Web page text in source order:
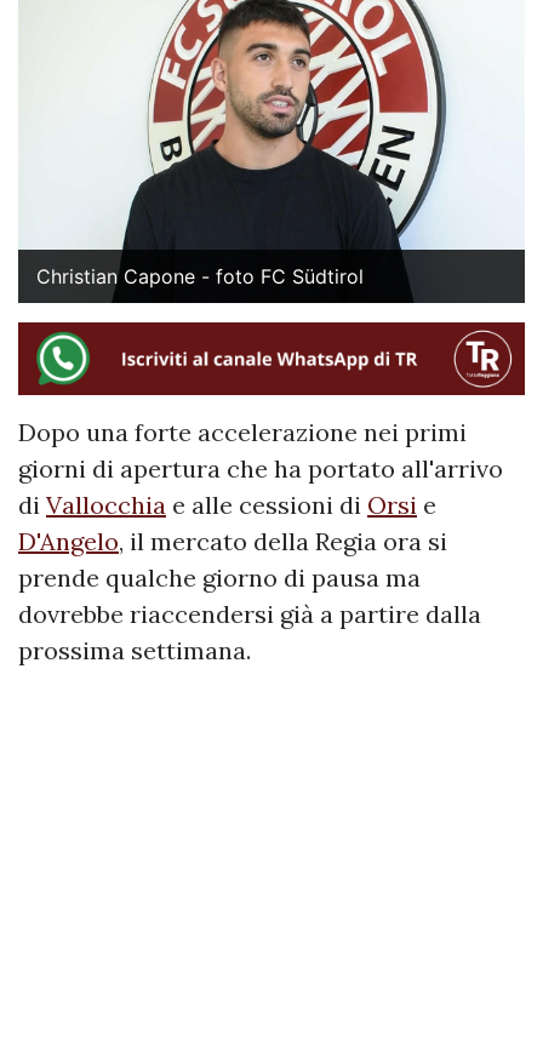
Christian Capone - foto FC Südtirol
Dopo una forte accelerazione nei primi
giorni di apertura che ha portato all'arrivo
di Vallocchia e alle cessioni di Orsi e
D'Angelo, il mercato della Regia ora si
prende qualche giorno di pausa ma
dovrebbe riaccendersi già a partire dalla
prossima settimana.